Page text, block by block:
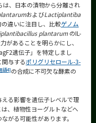
は、日本の漬物から分離され
およびLactiplantiba
違いに注目し、比較ゲノム
plantarumのIL-
があることを明らかにし、
遺伝子」を特定しまし
与するポリグリセロール-3-
語4]の合成に不可欠な酵素の
る影響を遺伝子レベルで理
、植物性ヨーグルトなどへ
がる可能性があります。